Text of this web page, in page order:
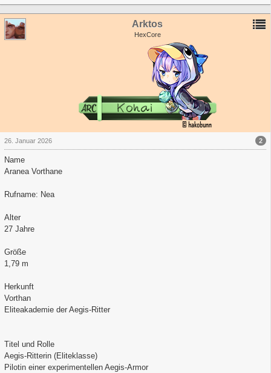
Arktos
HexCore
2
26. Januar 2026
Name
Aranea Vorthane
Rufname: Nea
Alter
27 Jahre
Größe
1,79 m
Herkunft
Vorthan
Eliteakademie der Aegis-Ritter
Titel und Rolle
Aegis-Ritterin (Eliteklasse)
Pilotin einer experimentellen Aegis-Armor